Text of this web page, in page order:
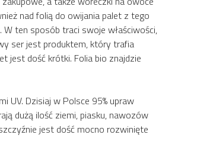
nad folią do owijania palet z tego
ten sposób traci swoje właściwości,
ser jest produktem, który trafia
jest dość krótki. Folia bio znajdzie
UV. Dzisiaj w Polsce 95% upraw
dużą ilość ziemi, piasku, nawozów
jest dość mocno rozwinięte